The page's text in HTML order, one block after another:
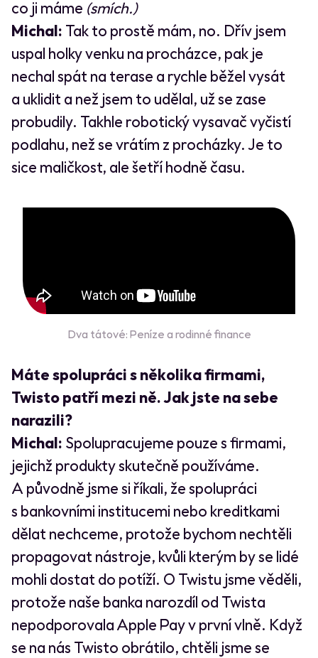
co ji máme (smích.)
Michal: Tak to prostě mám, no. Dřív jsem
uspal holky venku na procházce, pak je
nechal spát na terase a rychle běžel vysát
a uklidit a než jsem to udělal, už se zase
probudily. Takhle robotický vysavač vyčistí
podlahu, než se vrátím z procházky. Je to
sice maličkost, ale šetří hodně času.
Dva tátové: Peníze a rodinné finance
Máte spolupráci s několika firmami,
Twisto patří mezi ně. Jak jste na sebe
narazili?
Michal: Spolupracujeme pouze s firmami,
jejichž produkty skutečně používáme.
A původně jsme si říkali, že spolupráci
s bankovními institucemi nebo kreditkami
dělat nechceme, protože bychom nechtěli
propagovat nástroje, kvůli kterým by se lidé
mohli dostat do potíží. O Twistu jsme věděli,
protože naše banka narozdíl od Twista
nepodporovala Apple Pay v první vlně. Když
se na nás Twisto obrátilo, chtěli jsme se